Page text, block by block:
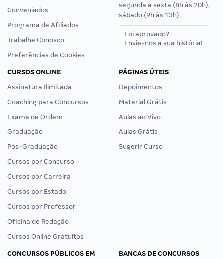
Conveniados
Programa de Afiliados
Trabalhe Conosco
Preferências de Cookies
segunda a sexta (8h às 20h),
sábado (9h às 13h).
Foi aprovado?
Envie-nos a sua história!
CURSOS ONLINE
Assinatura Ilimitada
Coaching para Concursos
Exame de Ordem
Graduação
Pós-Graduação
Cursos por Concurso
Cursos por Carreira
Cursos por Estado
Cursos por Professor
Oficina de Redação
Cursos Online Gratuitos
PÁGINAS ÚTEIS
Depoimentos
Material Grátis
Aulas ao Vivo
Aulas Grátis
Sugerir Curso
CONCURSOS PÚBLICOS EM
BANCAS DE CONCURSOS